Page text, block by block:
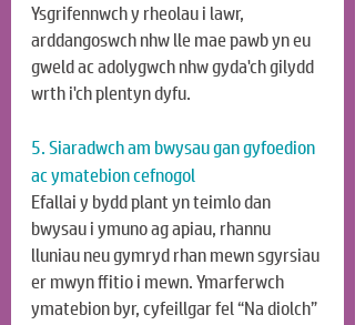
Ysgrifennwch y rheolau i lawr,
arddangoswch nhw lle mae pawb yn eu
gweld ac adolygwch nhw gyda'ch gilydd
wrth i'ch plentyn dyfu.
5. Siaradwch am bwysau gan gyfoedion
ac ymatebion cefnogol
Efallai y bydd plant yn teimlo dan
bwysau i ymuno ag apiau, rhannu
lluniau neu gymryd rhan mewn sgyrsiau
er mwyn ffitio i mewn. Ymarferwch
ymatebion byr, cyfeillgar fel “Na diolch”